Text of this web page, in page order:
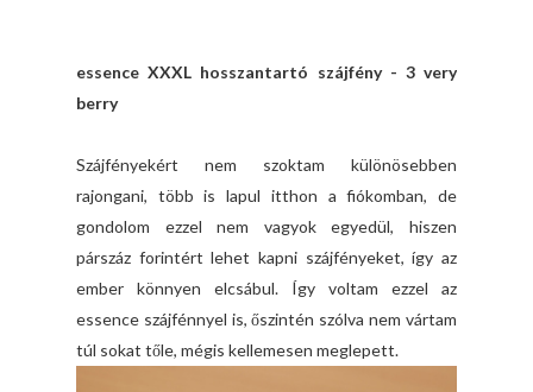
essence XXXL hosszantartó szájfény - 3 very
berry
Szájfényekért nem szoktam különösebben
rajongani, több is lapul itthon a fiókomban, de
gondolom ezzel nem vagyok egyedül, hiszen
párszáz forintért lehet kapni szájfényeket, így az
ember könnyen elcsábul. Így voltam ezzel az
essence szájfénnyel is, őszintén szólva nem vártam
túl sokat tőle, mégis kellemesen meglepett.